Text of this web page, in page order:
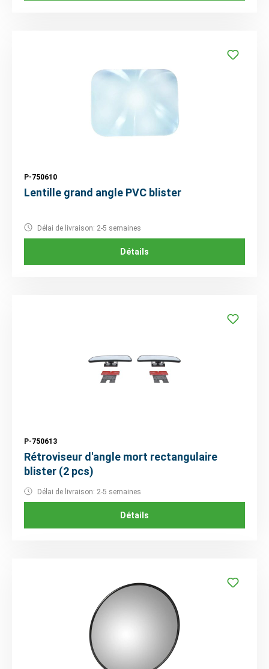
P-750610
Lentille grand angle PVC blister
Délai de livraison: 2-5 semaines
Détails
P-750613
Rétroviseur d'angle mort rectangulaire
blister (2 pcs)
Délai de livraison: 2-5 semaines
Détails